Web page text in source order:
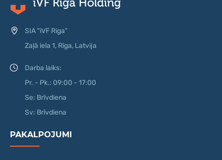
SIA "iVF Riga"
Zaļā iela 1, Rīga, Latvija
Darba laiks:
Pr. - Pk.: 09:00 - 17:00
Se: Brīvdiena
Sv: Brīvdiena
PAKALPOJUMI